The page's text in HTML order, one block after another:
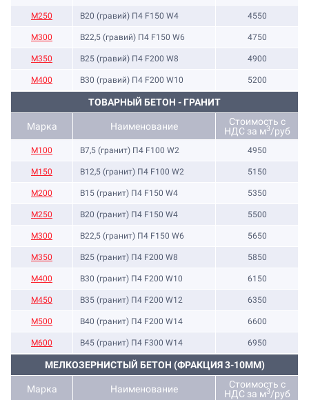
М250 B20 (гравий) П4 F150 W4 4550
М300 B22,5 (гравий) П4 F150 W6 4750
М350 B25 (гравий) П4 F200 W8 4900
М400 B30 (гравий) П4 F200 W10 5200
ТОВАРНЫЙ БЕТОН - ГРАНИТ
Марка Наименование
Стоимость с
НДС за м3/руб
M100 B7,5 (гранит) П4 F100 W2 4950
M150 B12,5 (гранит) П4 F100 W2 5150
М200 B15 (гранит) П4 F150 W4 5350
М250 B20 (гранит) П4 F150 W4 5500
М300 B22,5 (гранит) П4 F150 W6 5650
М350 B25 (гранит) П4 F200 W8 5850
М400 B30 (гранит) П4 F200 W10 6150
М450 B35 (гранит) П4 F200 W12 6350
М500 B40 (гранит) П4 F200 W14 6600
М600 B45 (гранит) П4 F300 W14 6950
МЕЛКОЗЕРНИСТЫЙ БЕТОН (ФРАКЦИЯ 3-10ММ)
Марка Наименование
Стоимость с
НДС за м3/руб